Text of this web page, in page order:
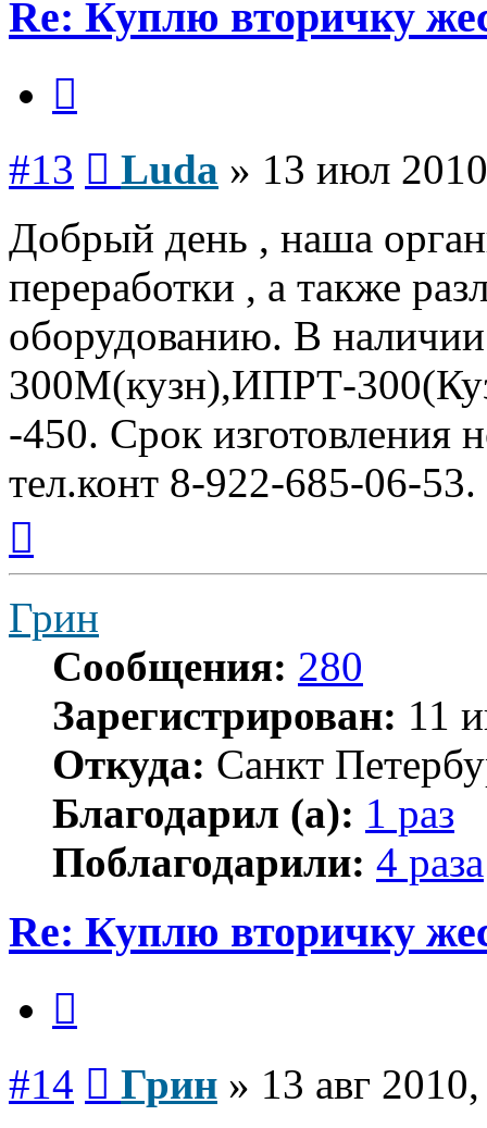
Re: Куплю вторичку
#13 Luda » 13 июл
Добрый день , наша
переработки , а также
оборудованию. В
300М(кузн),ИПРТ-
-450. Срок изготовления
тел.конт 8-922-685-06-53.
началу
Грин
Сообщения: 280
Зарегистрирован: 11
Откуда: Санкт
Благодарил (а): 1 раз
Поблагодарили: 4 раза
Re: Куплю вторичку
#14 Грин » 13 авг